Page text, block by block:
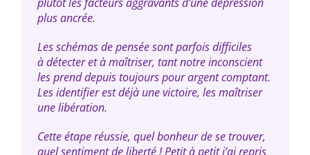
plus ancrée.
Les schémas de pensée sont parfois difficiles
à détecter et à maîtriser, tant notre inconscient
les prend depuis toujours pour argent comptant.
Les identifier est déjà une victoire, les maîtriser
une libération.
Cette étape réussie, quel bonheur de se trouver,
quel sentiment de liberté ! Petit à petit j’ai repris